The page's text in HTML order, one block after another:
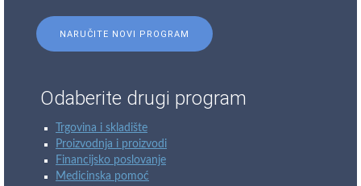
NARUČITE NOVI PROGRAM
Odaberite drugi program
Trgovina i skladište
Proizvodnja i proizvodi
Financijsko poslovanje
Medicinska pomoć